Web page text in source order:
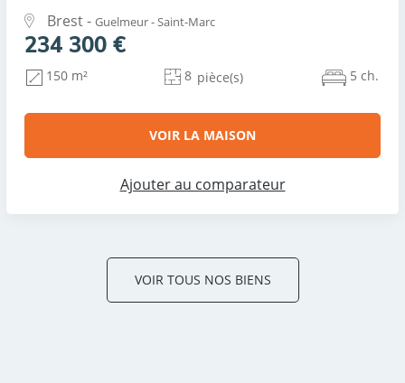
Brest - Guelmeur - Saint-Marc
234 300 €
150 m² 8 pièce(s) 5 ch.
VOIR LA MAISON
Ajouter au comparateur
VOIR TOUS NOS BIENS